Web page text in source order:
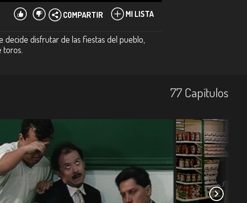
MI LISTA
COMPARTIR
disfrutar de las fiestas del pueblo,
toros.
77 Capí­tulos